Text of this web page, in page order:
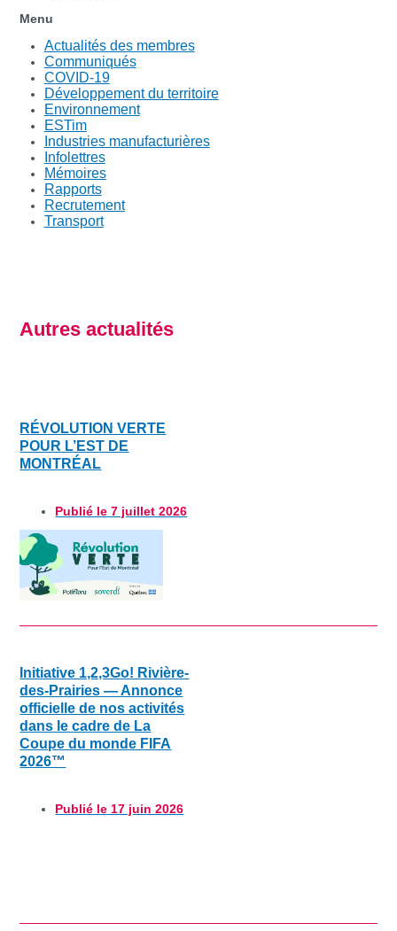
Menu
Actualités des membres
Communiqués
COVID-19
Développement du territoire
Environnement
ESTim
Industries manufacturières
Infolettres
Mémoires
Rapports
Recrutement
Transport
Autres actualités
RÉVOLUTION VERTE
POUR L’EST DE
MONTRÉAL
Publié le 7 juillet 2026
Initiative 1,2,3Go! Rivière-
des-Prairies — Annonce
officielle de nos activités
dans le cadre de La
Coupe du monde FIFA
2026™
Publié le 17 juin 2026